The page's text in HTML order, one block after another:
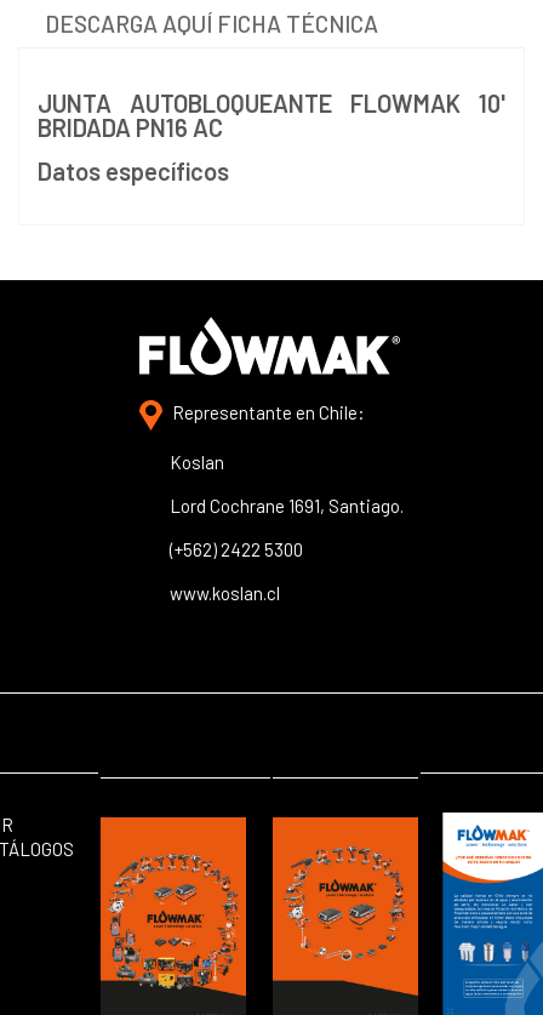
DESCARGA AQUÍ FICHA TÉCNICA
JUNTA AUTOBLOQUEANTE FLOWMAK 10'
BRIDADA PN16 AC
Datos específicos
Representante en Chile:
Koslan
Lord Cochrane 1691, Santiago.
(+562) 2422 5300
www.koslan.cl